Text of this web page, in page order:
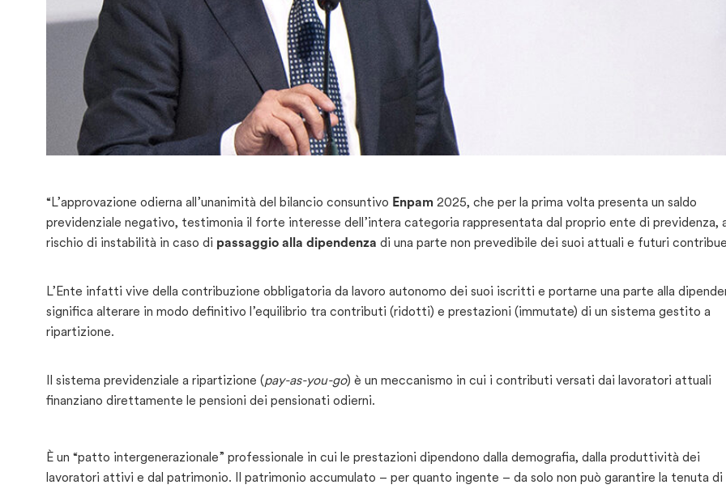
“L’approvazione odierna all’unanimità del bilancio consuntivo Enpam 2025, che per la prima volta presenta un saldo
previdenziale negativo, testimonia il forte interesse dell’intera categoria rappresentata dal proprio ente di previdenza,
rischio di instabilità in caso di passaggio alla dipendenza di una parte non prevedibile dei suoi attuali e futuri
L’Ente infatti vive della contribuzione obbligatoria da lavoro autonomo dei suoi iscritti e portarne una parte alla
significa alterare in modo definitivo l’equilibrio tra contributi (ridotti) e prestazioni (immutate) di un sistema gestito a
ripartizione.
Il sistema previdenziale a ripartizione (pay-as-you-go) è un meccanismo in cui i contributi versati dai lavoratori attuali
finanziano direttamente le pensioni dei pensionati odierni.
È un “patto intergenerazionale” professionale in cui le prestazioni dipendono dalla demografia, dalla produttività dei
lavoratori attivi e dal patrimonio. Il patrimonio accumulato – per quanto ingente – da solo non può garantire la tenuta di